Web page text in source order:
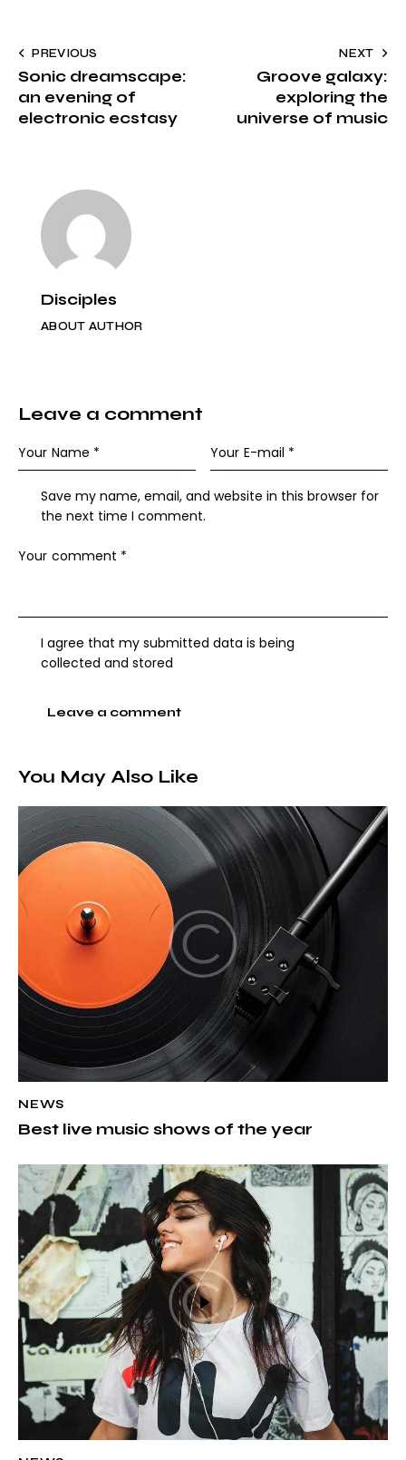
PREVIOUS
Sonic dreamscape:
an evening of
electronic ecstasy
NEXT
Groove galaxy:
exploring the
universe of music
Disciples
ABOUT AUTHOR
Leave a comment
Save my name, email, and website in this browser for
the next time I comment.
I agree that my submitted data is being
collected and stored
You May Also Like
NEWS
Best live music shows of the year